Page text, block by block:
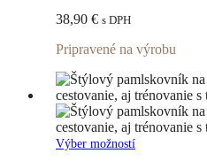
si
môžete
vybrať
na
stránke
produktu.
38,90 € s DPH
Pripravené na výrobu
Výber možnostíTento